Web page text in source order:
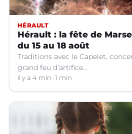
HÉRAULT
Hérault : la fête de
du 15 au 18 août
Traditions avec le Capelet,
grand feu d’artifice...
il y a 4 min 1 min